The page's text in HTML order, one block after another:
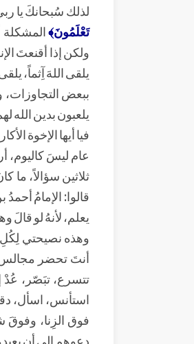
لذلك سُبحانكَ يا
تَعْلَمُونَ﴾المشكلة
ولكن إذا أقنعتَ
يلقى اللهَ آِثماً،
ببعض
يلعبون بدين الله
فيا أيها الإخوة
عام ليسَ كاليوم،
ثلاثين سؤالاً، ما
قالوا: الإمامُ
يعلم، لأنهُ لو قالَ
وهذه نصيحتي لِكُلِ
أنتَ تحضر مجالس
تتسرع، تبَصّر، عُدْ
استأنس، اسأل،
فوق الزِنا،
دعوهم إلى أن